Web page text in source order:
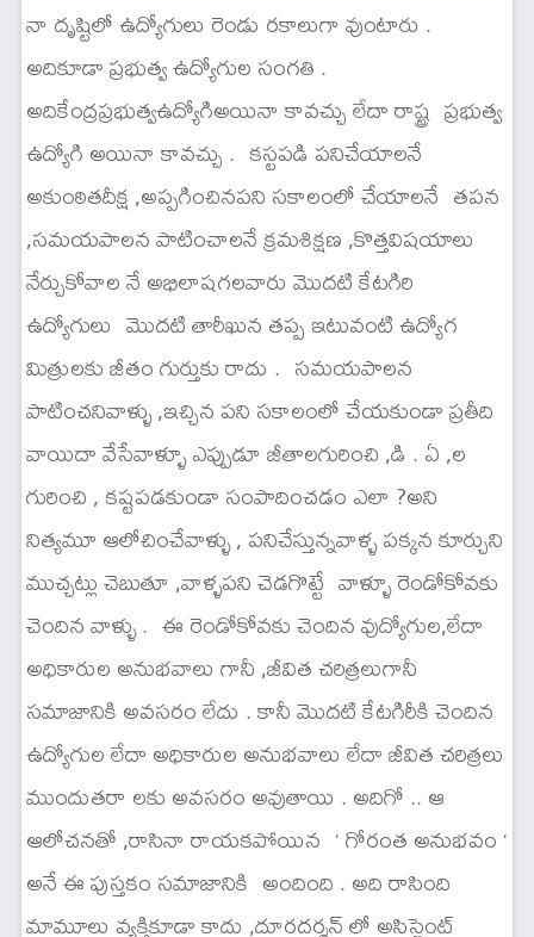
నా దృష్టిలో ఉద్యోగులు రెండు రకాలుగా వుంటారు .
అదికూడా ప్రభుత్వ ఉద్యోగుల సంగతి .
అదికేంద్రప్రభుత్వఉద్యోగిఅయినా కావచ్చు లేదా రాష్ట్ర ప్రభుత్వ
ఉద్యోగి అయినా కావచ్చు . కస్టపడి పనిచేయాలనే
అకుంఠితదీక్ష ,అప్పగించినపని సకాలంలో చేయాలనే తపన
,సమయపాలన పాటించాలనే క్రమశిక్షణ ,కొత్తవిషయాలు
నేర్చుకోవాల నే అభిలాషగలవారు మొదటి కేటగిరి
ఉద్యోగులు మొదటి తారీఖున తప్ప ఇటువంటి ఉద్యోగ
మిత్రులకు జీతం గుర్తుకు రాదు . సమయపాలన
పాటించనివాళ్ళు ,ఇచ్చిన పని సకాలంలో చేయకుండా ప్రతీది
వాయిదా వేసేవాళ్ళూ ఎప్పుడూ జీతాలగురించి ,డి . ఏ ,ల
గురించి , కష్టపడకుండా సంపాదించడం ఎలా ?అని
నిత్యమూ ఆలోచించేవాళ్ళు , పనిచేస్తున్నవాళ్ళ పక్కన కూర్చుని
ముచ్చట్లు చెబుతూ ,వాళ్ళపని చెడగొట్టే వాళ్ళూ రెండోకోవకు
చెందిన వాళ్ళు . ఈ రెండోకోవకు చెందిన వుద్యోగుల,లేదా
అధికారుల అనుభవాలు గానీ ,జీవిత చరిత్రలుగానీ
సమాజానికి అవసరం లేదు . కానీ మొదటి కేటగిరీకి చెందిన
ఉద్యోగుల లేదా అధికారుల అనుభవాలు లేదా జీవిత చరిత్రలు
ముందుతరా లకు అవసరం అవుతాయి . అదిగో .. ఆ
ఆలోచనతో ,రాసినా రాయకపోయిన ‘ గోరంత అనుభవం ‘
అనే ఈ పుస్తకం సమాజానికి అందింది . అది రాసింది
మామూలు వ్యక్తికూడా కాదు ,దూరదర్శన్ లో అసిస్టెంట్